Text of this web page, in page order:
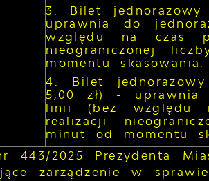
Bilet
uprawnia do
względu na czas
nieograniczonej
momentu skasowania.
Bilet
5,00 zł) - uprawnia
linii (bez względu
realizacji
minut od momentu
443/2025 Prezydenta
zarządzenie w